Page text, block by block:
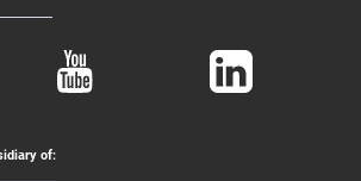
of: